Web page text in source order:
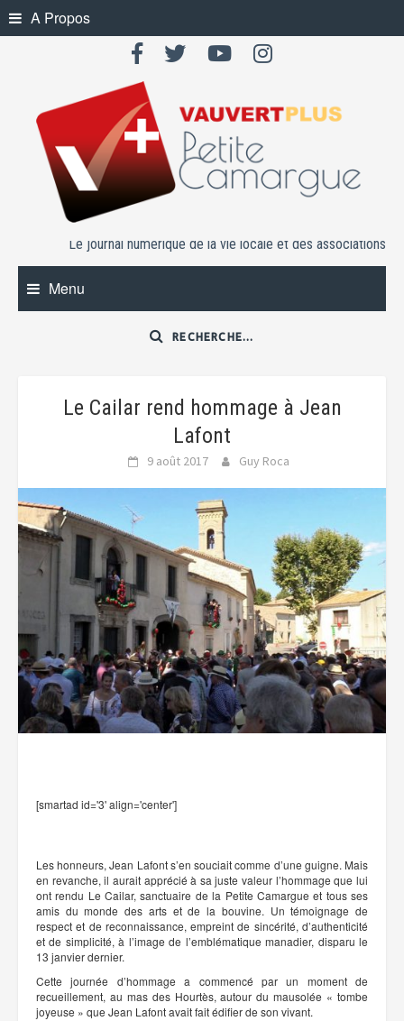
Skip
to
A Propos
Le journal numérique de la vie locale et des associations
Menu
Le Cailar rend hommage à Jean
Lafont
9 août 2017 Guy Roca
[smartad id='3' align='center']
Les honneurs, Jean Lafont s’en souciait comme d’une guigne. Mais
en revanche, il aurait apprécié à sa juste valeur l’hommage que lui
ont rendu Le Cailar, sanctuaire de la Petite Camargue et tous ses
amis du monde des arts et de la bouvine. Un témoignage de
respect et de reconnaissance, empreint de sincérité, d’authenticité
et de simplicité, à l’image de l’emblématique manadier, disparu le
13 janvier dernier.
Cette journée d’hommage a commencé par un moment de
recueillement, au mas des Hourtès, autour du mausolée « tombe
joyeuse » que Jean Lafont avait fait édifier de son vivant.